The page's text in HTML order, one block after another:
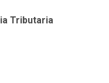
Tributaria